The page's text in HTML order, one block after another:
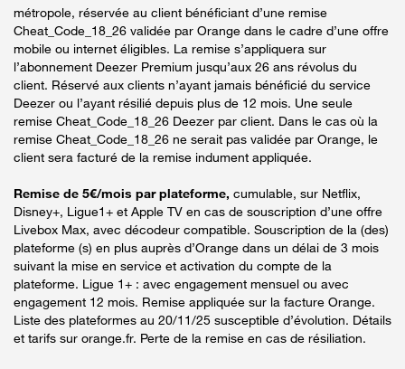
métropole, réservée au client bénéficiant d’une remise
Cheat_Code_18_26 validée par Orange dans le cadre d’une offre
mobile ou internet éligibles. La remise s’appliquera sur
l’abonnement Deezer Premium jusqu’aux 26 ans révolus du
client. Réservé aux clients n’ayant jamais bénéficié du service
Deezer ou l’ayant résilié depuis plus de 12 mois. Une seule
remise Cheat_Code_18_26 Deezer par client. Dans le cas où la
remise Cheat_Code_18_26 ne serait pas validée par Orange, le
client sera facturé de la remise indument appliquée.
Remise de 5€/mois par plateforme, cumulable, sur Netflix,
Disney+, Ligue1+ et Apple TV en cas de souscription d’une offre
Livebox Max, avec décodeur compatible. Souscription de la (des)
plateforme (s) en plus auprès d’Orange dans un délai de 3 mois
suivant la mise en service et activation du compte de la
plateforme. Ligue 1+ : avec engagement mensuel ou avec
engagement 12 mois. Remise appliquée sur la facture Orange.
Liste des plateformes au 20/11/25 susceptible d’évolution. Détails
et tarifs sur orange.fr. Perte de la remise en cas de résiliation.